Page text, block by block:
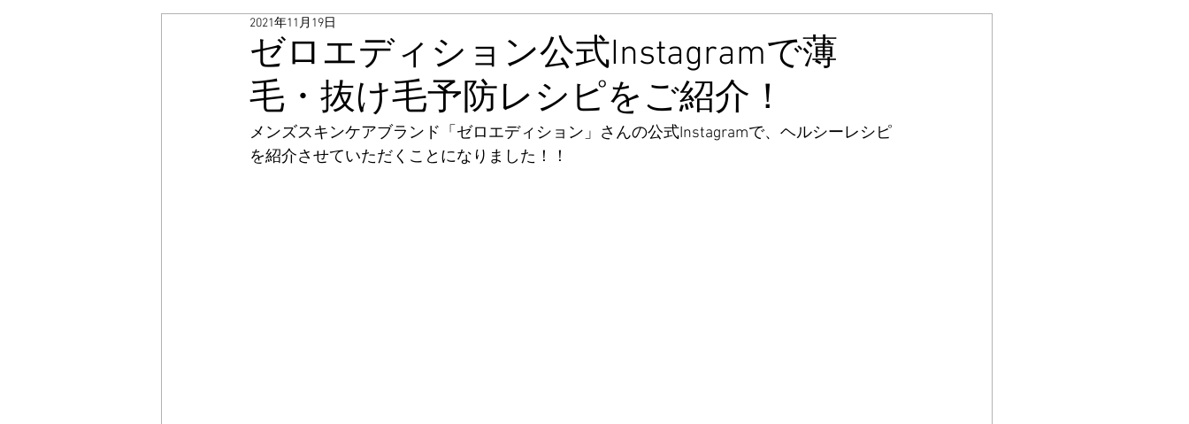
ゼロエディション公式Instagramで薄
毛・抜け毛予防レシピをご紹介！
2021年11月19日
メンズスキンケアブランド「ゼロエディション」さんの公式Instagramで、ヘルシーレシピ
を紹介させていただくことになりました！！